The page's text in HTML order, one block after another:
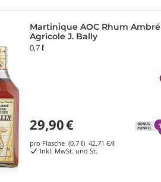
Martinique AOC Rhum Ambré
Agricole J. Bally
0,7 ℓ
29,90€
pro Flasche (0,7 ℓ) 42,71 €/ℓ
Inkl. MwSt. und St.